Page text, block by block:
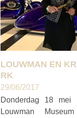
LOUWMAN EN
RK
29/06/2017
Donderdag 18 mei
Louwman